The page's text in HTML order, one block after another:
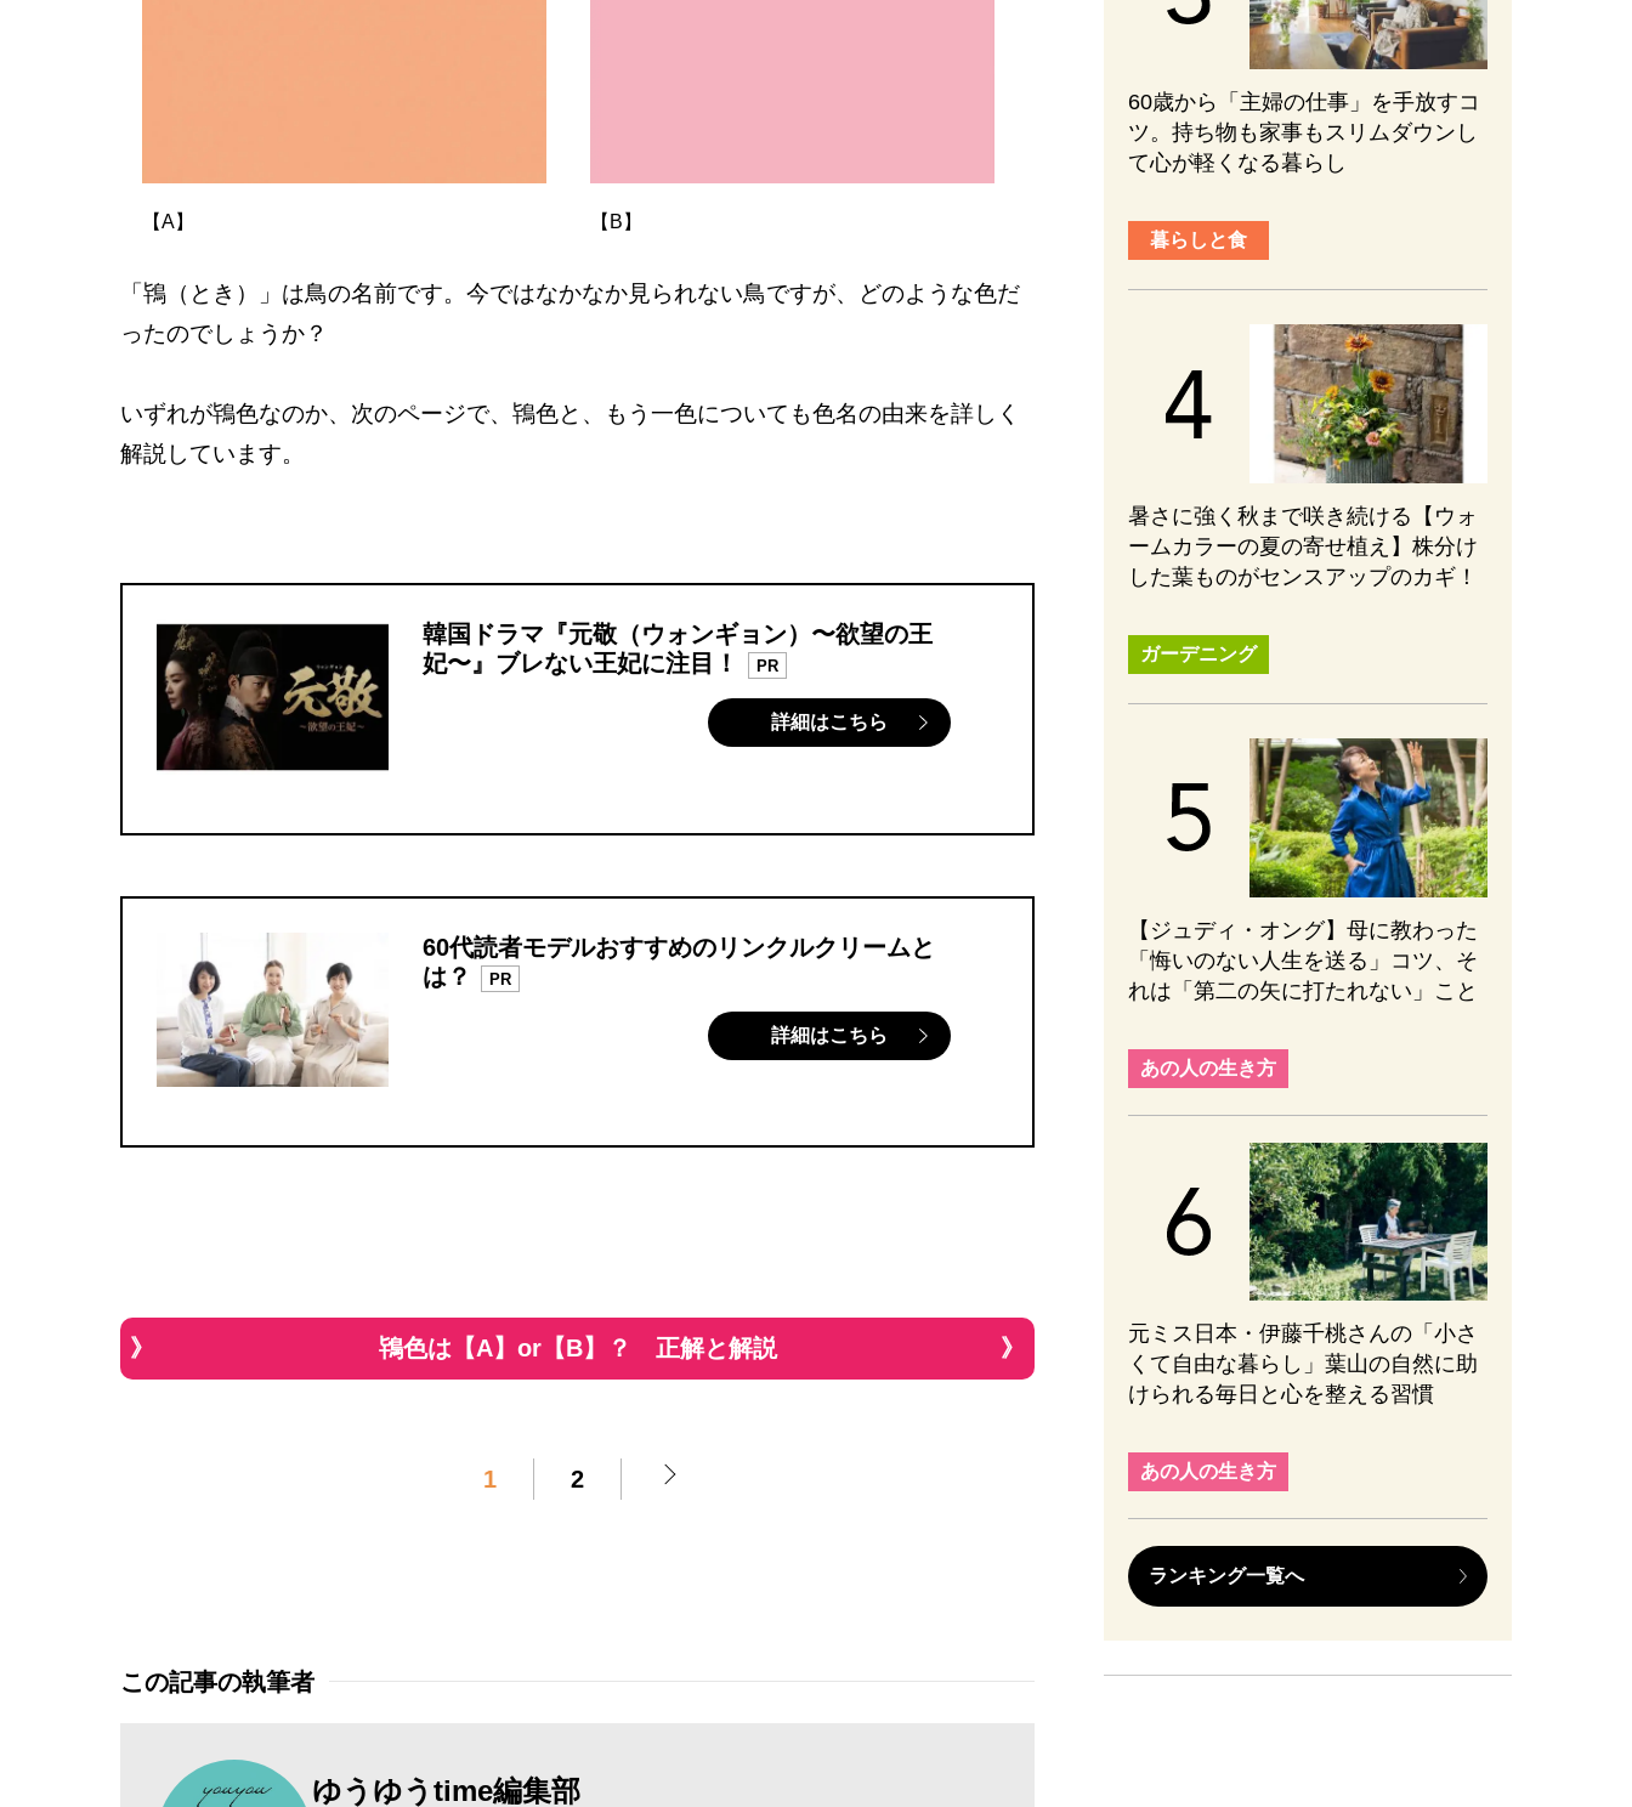
【A】 【B】
「鴇（とき）」は鳥の名前です。今ではなかなか見られない鳥ですが、どのような色だ
ったのでしょうか？
いずれが鴇色なのか、次のページで、鴇色と、もう一色についても色名の由来を詳しく
解説しています。
韓国ドラマ『元敬（ウォンギョン）〜欲望の王
妃〜』ブレない王妃に注目！
PR
詳細はこちら
60代読者モデルおすすめのリンクルクリームと
は？
PR
詳細はこちら
鴇色は【A】or【B】？ 正解と解説
1 2
この記事の執筆者
ゆうゆうtime編集部
60歳から「主婦の仕事」を手放すコ
ツ。持ち物も家事もスリムダウンし
て心が軽くなる暮らし
暮らしと食
暑さに強く秋まで咲き続ける【ウォ
ームカラーの夏の寄せ植え】株分け
した葉ものがセンスアップのカギ！
ガーデニング
【ジュディ・オング】母に教わった
「悔いのない人生を送る」コツ、そ
れは「第二の矢に打たれない」こと
あの人の生き方
元ミス日本・伊藤千桃さんの「小さ
くて自由な暮らし」葉山の自然に助
けられる毎日と心を整える習慣
あの人の生き方
ランキング一覧へ